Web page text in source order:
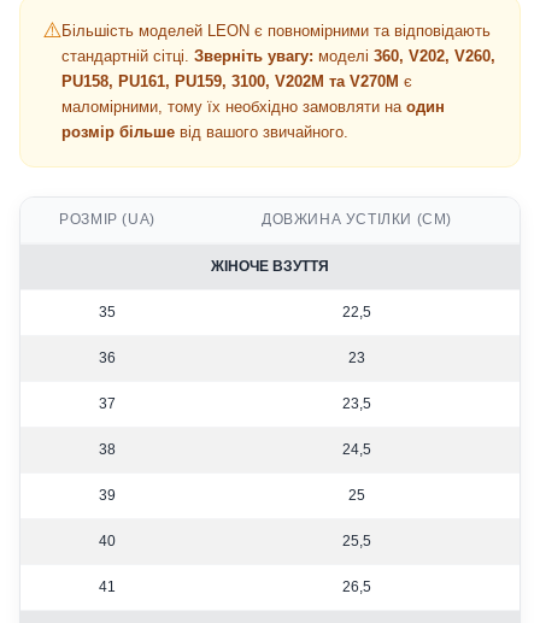
⚠️Більшість моделей LEON є повномірними та відповідають
стандартній сітці. Зверніть увагу: моделі 360, V202, V260,
PU158, PU161, PU159, 3100, V202M та V270M є
маломірними, тому їх необхідно замовляти на один
розмір більше від вашого звичайного.
РОЗМІР (UA) ДОВЖИНА УСТІЛКИ (СМ)
ЖІНОЧЕ ВЗУТТЯ
35 22,5
36 23
37 23,5
38 24,5
39 25
40 25,5
41 26,5